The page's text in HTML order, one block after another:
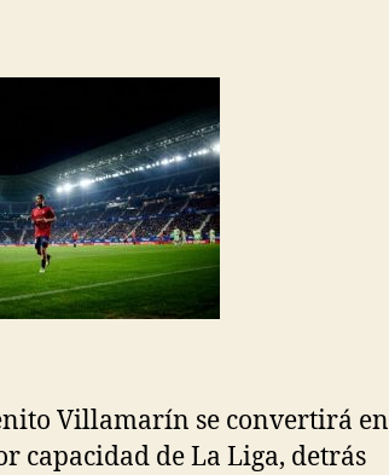
Villamarín se convertirá en
capacidad de La Liga, detrás